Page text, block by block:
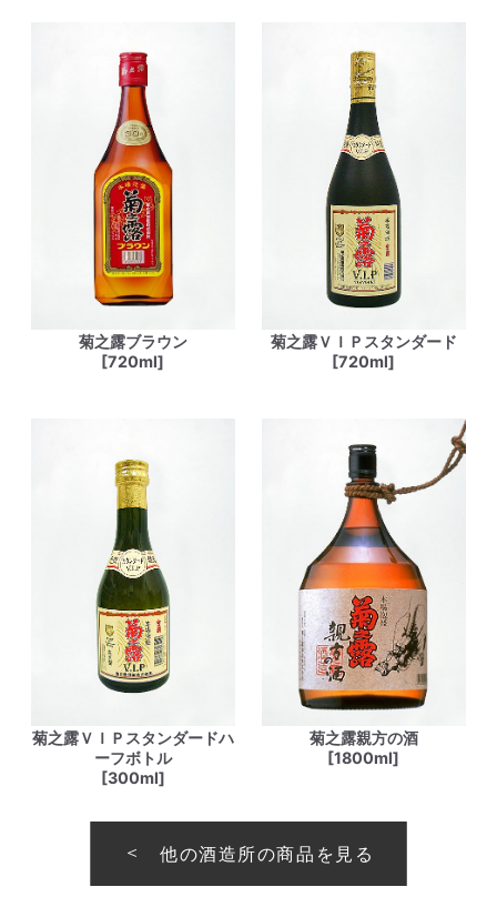
菊之露ブラウン
[720ml]
菊之露ＶＩＰスタンダード
[720ml]
菊之露ＶＩＰスタンダードハ
ーフボトル
[300ml]
菊之露親方の酒
[1800ml]
他の酒造所の商品を見る